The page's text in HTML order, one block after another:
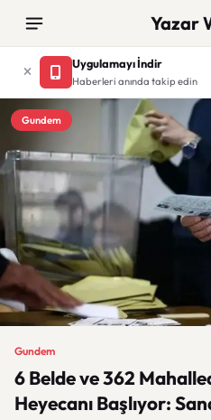
Yazar
Uygulamayı İndir
Haberleri anında takip edin
Gundem
Gundem
6 Belde ve 362
Heyecanı Başlıyor: